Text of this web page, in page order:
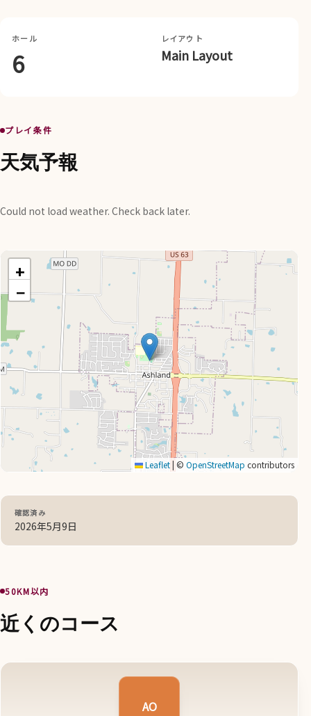
ホール
6
レイアウト
Main Layout
プレイ条件
天気予報
Could not load weather. Check back later.
+
−
Leaflet ©OpenStreetMap contributors
確認済み
2026年5月9日
50KM以内
近くのコース
AO